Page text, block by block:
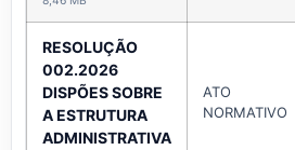
RESOLUÇÃO
002.2026
DISPÕES SOBRE
A ESTRUTURA
ADMINISTRATIVA
ATO
NORMATIVO